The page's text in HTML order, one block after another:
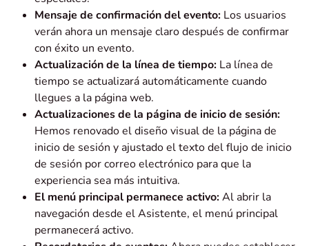
Mensaje de confirmación del evento: Los usuarios
verán ahora un mensaje claro después de confirmar
con éxito un evento.
Actualización de la línea de tiempo: La línea de
tiempo se actualizará automáticamente cuando
llegues a la página web.
Actualizaciones de la página de inicio de sesión:
Hemos renovado el diseño visual de la página de
inicio de sesión y ajustado el texto del flujo de inicio
de sesión por correo electrónico para que la
experiencia sea más intuitiva.
El menú principal permanece activo:Al abrir la
navegación desde el Asistente, el menú principal
permanecerá activo.